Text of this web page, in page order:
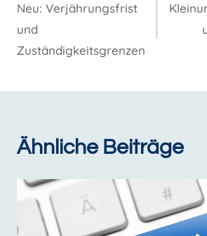
Neu: Verjährungsfrist
und
Zuständigkeitsgrenzen
Ähnliche Beiträge